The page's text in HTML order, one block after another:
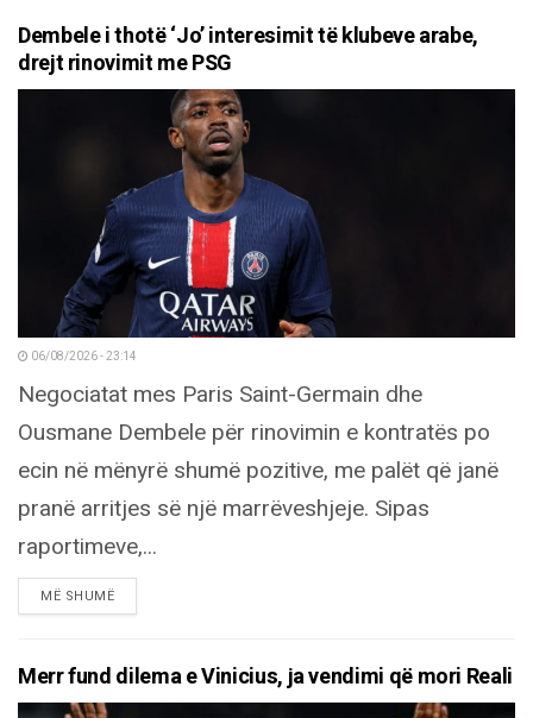
Dembele i thotë ‘Jo’ interesimit të klubeve arabe,
drejt rinovimit me PSG
06/08/2026 - 23:14
Negociatat mes Paris Saint-Germain dhe
Ousmane Dembele për rinovimin e kontratës po
ecin në mënyrë shumë pozitive, me palët që janë
pranë arritjes së një marrëveshjeje. Sipas
raportimeve,...
MË SHUMËDETAILS
Merr fund dilema e Vinicius, ja vendimi që mori Reali